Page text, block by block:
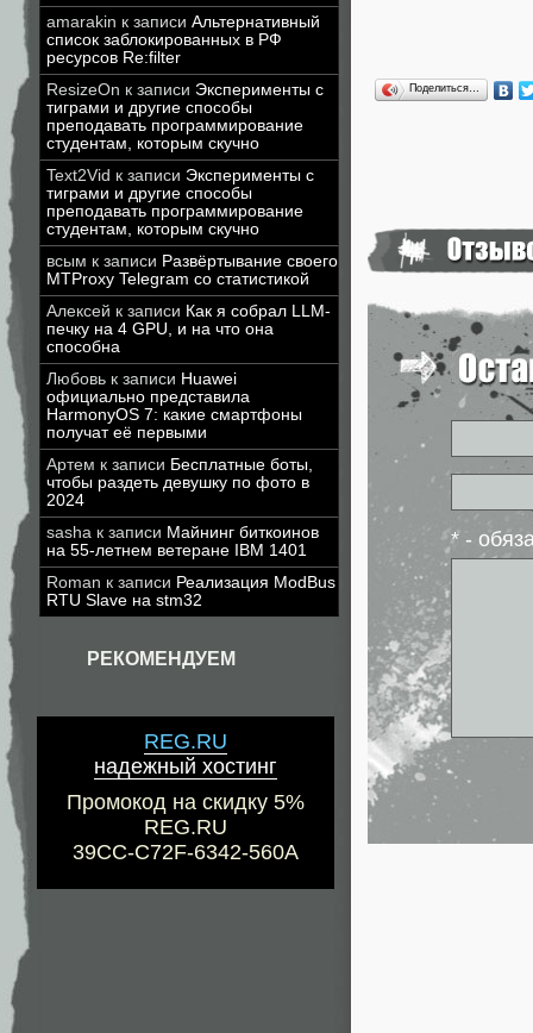
amarakin к записи Альтернативный
список заблокированных в РФ
ресурсов Re:filter
ResizeOn к записи Эксперименты с
тиграми и другие способы
преподавать программирование
студентам, которым скучно
Text2Vid к записи Эксперименты с
тиграми и другие способы
преподавать программирование
студентам, которым скучно
всым к записи Развёртывание своего
MTProxy Telegram со статистикой
Алексей к записи Как я собрал LLM-
печку на 4 GPU, и на что она
способна
Любовь к записи Huawei
официально представила
HarmonyOS 7: какие смартфоны
получат её первыми
Артем к записи Бесплатные боты,
чтобы раздеть девушку по фото в
2024
sasha к записи Майнинг биткоинов
на 55-летнем ветеране IBM 1401
Roman к записи Реализация ModBus
RTU Slave на stm32
РЕКОМЕНДУЕМ
REG.RU
надежный хостинг
Промокод на скидку 5%
REG.RU
39CC-C72F-6342-560A
Поделиться…
* -